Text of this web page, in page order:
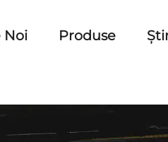
Noi Produse